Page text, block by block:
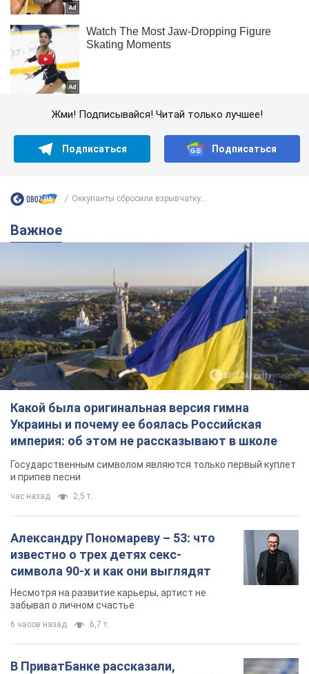
Жми! Подписывайся! Читай только лучшее!
Подписаться Подписаться
Оккупанты сбросили взрывчатку...
Важное
Какой была оригинальная версия гимна
Украины и почему ее боялась Российская
империя: об этом не рассказывают в школе
Государственным символом являются только первый куплет
и припев песни
час назад 2,5 т.
Александру Пономареву – 53: что
известно о трех детях секс-
символа 90-х и как они выглядят
Несмотря на развитие карьеры, артист не
забывал о личном счастье
6 часов назад 6,7 т.
В ПриватБанке рассказали,